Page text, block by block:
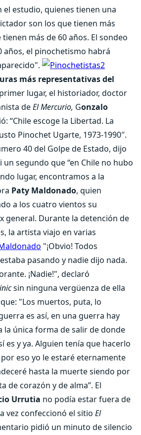
el estudio, quienes tienen una
son los que tienen más
más de 60 años. El sondeo
años, el pinochetismo habrá
más representativas del
lugar, el historiador, doctor
deEl Mercurio, Gonzalo
“Chile escoge la Libertad. La
Pinochet Ugarte, 1973-1990″.
40 del Golpe de Estado, dijo
segundo que “en Chile no hubo
lugar, encontramos a la
Paty Maldonado, quien
a los cuatro vientos su
general. Durante la detención de
la artista viajo en varias
"¡Obvio! Todos
pasando y nadie dijo nada.
¡Nadie!", declaró
sin ninguna vergüenza de ella
"Los muertos, puta, lo
es así, en una guerra hay
la única forma de salir de donde
es y ya. Alguien tenía que hacerlo
eso yo le estaré eternamente
hasta la muerte siendo por
de corazón y de alma”. El
Urrutia no podía estar fuera de
vez confeccionó el sitio El
pidió un minuto de silencio